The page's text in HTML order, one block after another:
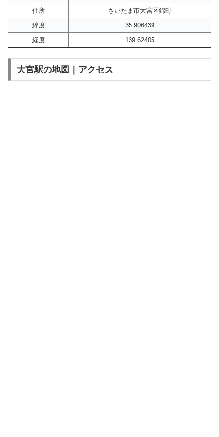
住所
さいたま市大宮区錦町
緯度
35.906439
経度
139.62405
大宮駅の地図｜アクセス